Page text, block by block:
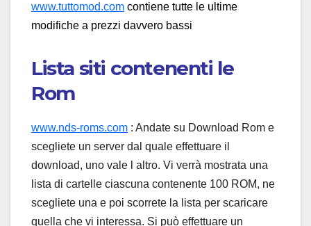
www.tuttomod.com contiene tutte le ultime
modifiche a prezzi davvero bassi
Lista siti contenenti le
Rom
www.nds-roms.com : Andate su Download Rom e
scegliete un server dal quale effettuare il
download, uno vale l altro. Vi verrà mostrata una
lista di cartelle ciascuna contenente 100 ROM, ne
scegliete una e poi scorrete la lista per scaricare
quella che vi interessa. Si può effettuare un